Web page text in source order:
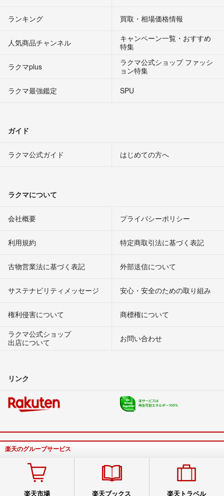
ランキング 買取・相場価格情報
人気商品チャンネル
キャンペーン一覧・おすすめ
特集
ラクマplus
ラクマ公式ショップ ファッシ
ョン特集
ラクマ最強鑑定
SPU
ガイド
ラクマ公式ガイド はじめての方へ
ラクマについて
会社概要 プライバシーポリシー
利用規約 特定商取引法に基づく表記
古物営業法に基づく表記 外部送信について
サステナビリティメッセージ 安心・安全のための取り組み
権利侵害について
商標権について
ラクマ公式ショップ
出店について
お問い合わせ
リンク
楽天のグループサービス
楽天市場 楽天ブックス 楽天トラベル